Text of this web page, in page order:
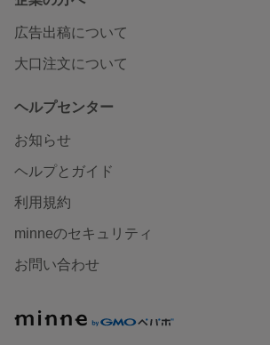
広告出稿について
大口注文について
ヘルプセンター
お知らせ
ヘルプとガイド
利用規約
minneのセキュリティ
お問い合わせ